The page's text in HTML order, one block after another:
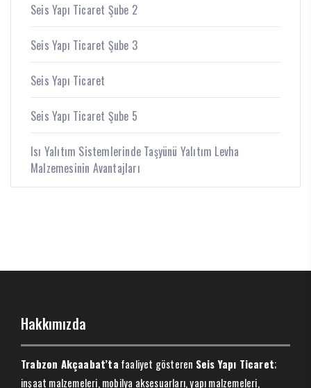
Seis Yapı Ticaret Şube 2
Seis Yapı Ticaret Şube 3
Seis Yapı Ticaret
Seis Yapı Ticaret Şube 5
Isı Yalıtım Sistemlerinde Taşyünü Yalıtım Levha
Malzemesinin Avantajları
Hakkımızda
Trabzon Akçaabat’ta faaliyet gösteren Seis Yapı Ticaret;
inşaat malzemeleri, mobilya aksesuarları, yapı malzemeleri,